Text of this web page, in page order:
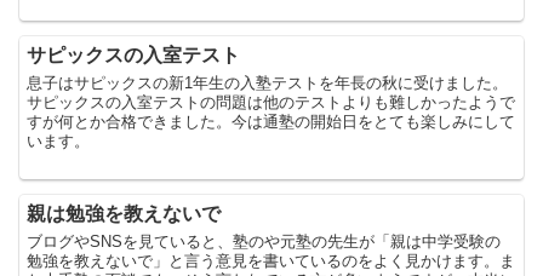
サピックスの入室テスト
息子はサピックスの新1年生の入塾テストを年長の秋に受けました。
サピックスの入室テストの問題は他のテストよりも難しかったようで
すが何とか合格できました。今は通塾の開始日をとても楽しみにして
います。
親は勉強を教えないで
ブログやSNSを見ていると、塾のや元塾の先生が「親は中学受験の
勉強を教えないで」と言う意見を書いているのをよく見かけます。ま